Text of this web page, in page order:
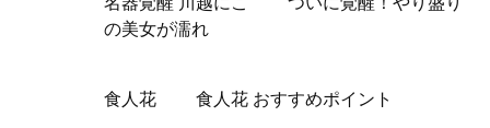
の美女が濡れ
食人花 食人花 おすすめポイント